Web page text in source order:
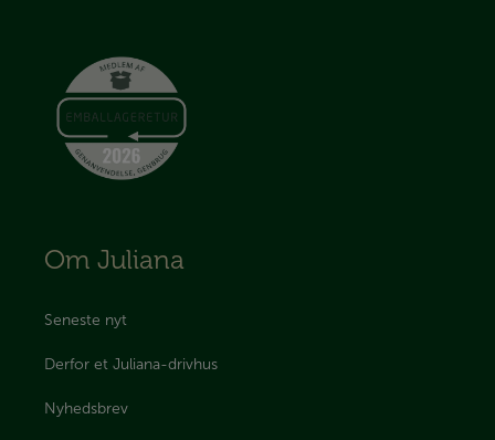
Om Juliana
Seneste nyt
Derfor et Juliana-drivhus
Nyhedsbrev